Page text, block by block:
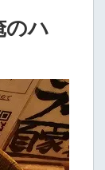
のハ